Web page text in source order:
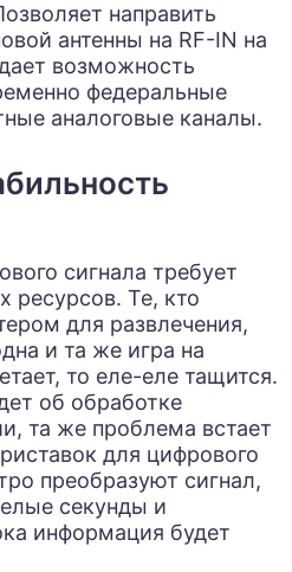
направить
антенны на RF-IN на
возможность
федеральные
аналоговые каналы.
сигнала требует
ресурсов. Те, кто
для развлечения,
и та же игра на
то еле-еле тащится.
об обработке
та же проблема встает
для цифрового
преобразуют сигнал,
секунды и
информация будет